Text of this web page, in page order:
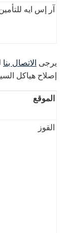
آر إس ايه
يرجى الاتصال بنا
إصلاح هياكل
الموقع
القوز